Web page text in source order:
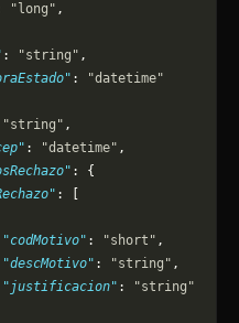
"long" ,
: "string" ,
:
"datetime"
"string" ,
: "datetime" ,
: {
: [
: "short" ,
: "string" ,
:
"string"